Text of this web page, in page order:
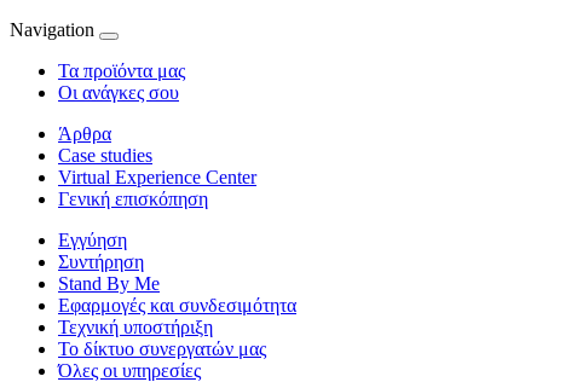
Navigation
Τα προϊόντα μας
Οι ανάγκες σου
Άρθρα
Case studies
Virtual Experience Center
Γενική επισκόπηση
Εγγύηση
Συντήρηση
Stand By Me
Εφαρμογές και συνδεσιμότητα
Τεχνική υποστήριξη
Το δίκτυο συνεργατών μας
Όλες οι υπηρεσίες